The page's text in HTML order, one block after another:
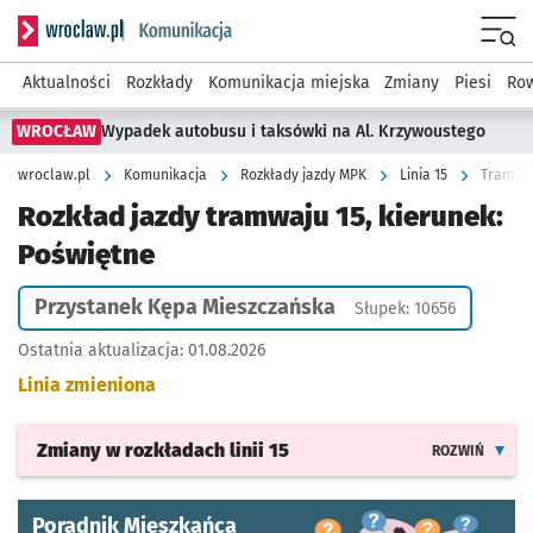
Serwis informacyjny wroclaw.pl podserwis: Komunikacja
Aktualności Rozkłady Komunikacja miejska Zmiany Piesi
WROCŁAW Wypadek autobusu i taksówki na Al. Krzywoustego
wroclaw.pl Komunikacja Rozkłady jazdy MPK Linia 15
Rozkład jazdy tramwaju 15, kierunek:
Poświętne
Przystanek Kępa Mieszczańska Słupek: 10656
Ostatnia aktualizacja: 01.08.2026
Linia zmieniona
Zmiany w rozkładach linii 15 ROZWIŃ
Poradnik Mieszkańca